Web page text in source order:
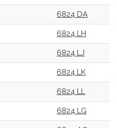
6824 DA
6824 LH
6824 LJ
6824 LK
6824 LL
6824 LG